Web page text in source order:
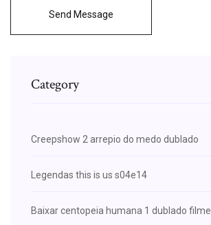
Send Message
Category
Creepshow 2 arrepio do medo dublado
Legendas this is us s04e14
Baixar centopeia humana 1 dublado filme